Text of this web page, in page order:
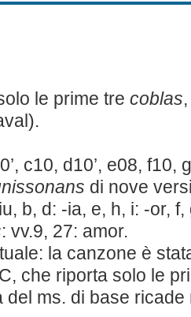
le prime tre coblas
).
c10, d10’, e08, f10,
di nove
iu, b, d: -ia, e, h, i: -or,
: vv.9, 27: amor.
la canzone è
C, che riporta solo le
del ms. di base